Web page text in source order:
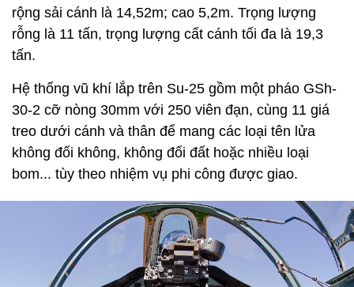
rộng sải cánh là 14,52m; cao 5,2m. Trọng lượng
rỗng là 11 tấn, trọng lượng cất cánh tối đa là 19,3
tấn.
Hệ thống vũ khí lắp trên Su-25 gồm một pháo GSh-
30-2 cỡ nòng 30mm với 250 viên đạn, cùng 11 giá
treo dưới cánh và thân để mang các loại tên lửa
không đối không, không đối đất hoặc nhiều loại
bom... tùy theo nhiệm vụ phi công được giao.